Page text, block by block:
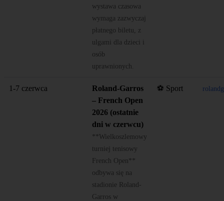
wystawa czasowa
wymaga zazwyczaj
płatnego biletu, z
ulgami dla dzieci i
osób
uprawnionych.
1-7 czerwca
Roland-Garros
– French Open
2026 (ostatnie
dni w czerwcu)
**Wielkoszlemowy
turniej tenisowy
French Open**
odbywa się na
stadionie Roland-
Garros w
⚽ Sport